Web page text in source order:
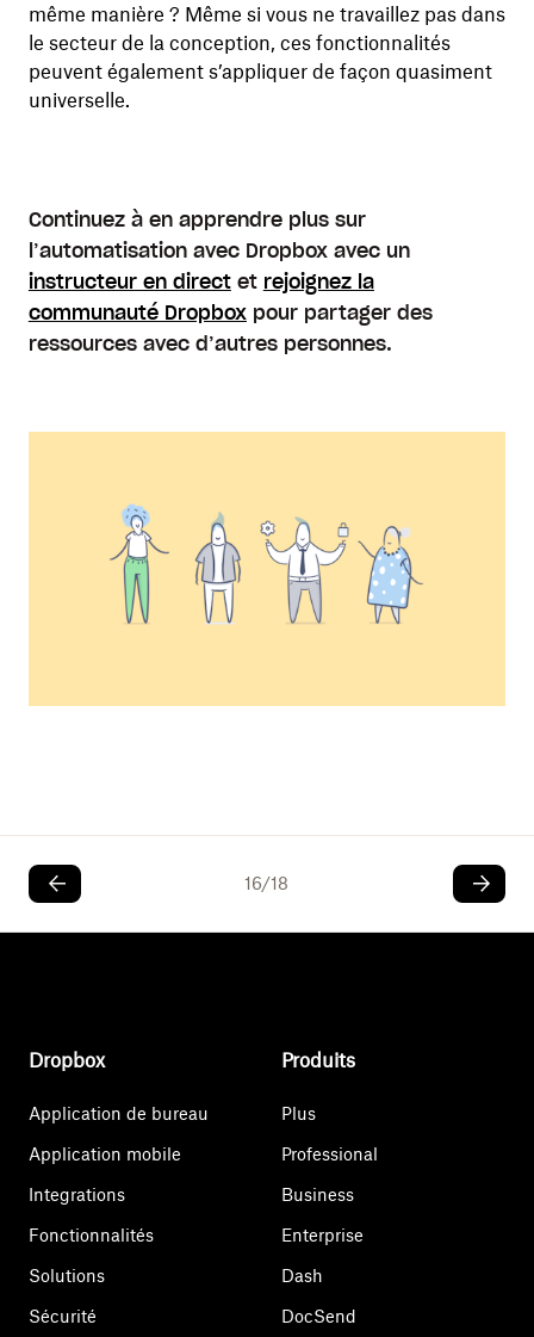
même manière ? Même si vous ne travaillez pas dans
le secteur de la conception, ces fonctionnalités
peuvent également s’appliquer de façon quasiment
universelle.
Continuez à en apprendre plus sur
l’automatisation avec Dropbox avec un
instructeur en directet rejoignez la
communauté Dropboxpour partager des
ressources avec d’autres personnes.
16/18
Dropbox
Application de bureau
Application mobile
Integrations
Fonctionnalités
Solutions
Sécurité
Produits
Plus
Professional
Business
Enterprise
Dash
DocSend